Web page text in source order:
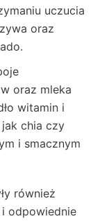
uczucia
oraz
oraz mleka
witamin i
chia czy
i smacznym
również
odpowiednie